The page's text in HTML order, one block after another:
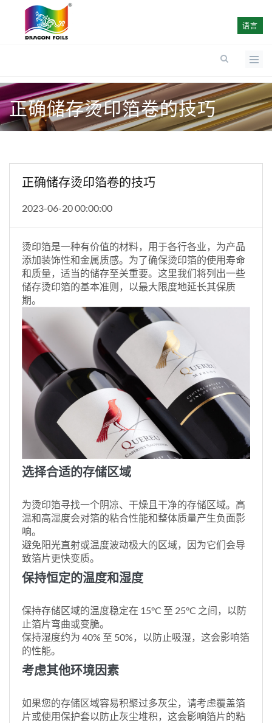
语言
正确储存烫印箔卷的技巧
正确储存烫印箔卷的技巧
2023-06-20 00:00:00
烫印箔是一种有价值的材料，用于各行各业，为产品
添加装饰性和金属质感。为了确保烫印箔的使用寿命
和质量，适当的储存至关重要。这里我们将列出一些
储存烫印箔的基本准则，以最大限度地延长其保质
期。
选择合适的存储区域
为烫印箔寻找一个阴凉、干燥且干净的存储区域。高
温和高湿度会对箔的粘合性能和整体质量产生负面影
响。
避免阳光直射或温度波动极大的区域，因为它们会导
致箔片更快变质。
保持恒定的温度和湿度
保持存储区域的温度稳定在 15°C 至 25°C 之间，以防
止箔片弯曲或变脆。
保持湿度约为 40% 至 50%，以防止吸湿，这会影响箔
的性能。
考虑其他环境因素
如果您的存储区域容易积聚过多灰尘，请考虑覆盖箔
片或使用保护套以防止灰尘堆积，这会影响箔片的粘